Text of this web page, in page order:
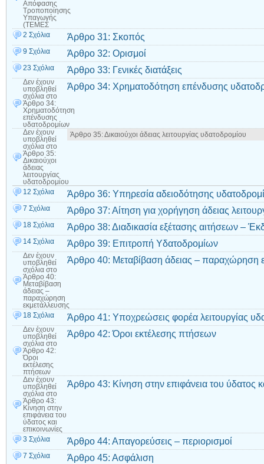
Απόφασης
Τροποποίησης
Υπαγωγής
(ΤΕΜΕΣ
2 Σχόλια
Άρθρο 31: Σκοπός
9 Σχόλια Άρθρο 32: Ορισμοί
23 Σχόλια Άρθρο 33: Γενικές διατάξεις
Δεν έχουν
υποβληθεί
σχόλια στο
Άρθρο 34:
Xρηματοδότηση
επένδυσης
υδατοδρομίων
Άρθρο 34: Xρηματοδότηση επένδυσης
Δεν έχουν
υποβληθεί
σχόλια στο
Άρθρο 35:
Δικαιούχοι
άδειας
λειτουργίας
υδατοδρομίου
Άρθρο 35: Δικαιούχοι άδειας λειτουργίας υδατοδρομίου
12 Σχόλια Άρθρο 36: Υπηρεσία αδειοδότησης
7 Σχόλια Άρθρο 37: Αίτηση για χορήγηση άδειας
18 Σχόλια Άρθρο 38: Διαδικασία εξέτασης αιτήσεων –
14 Σχόλια Άρθρο 39: Επιτροπή Υδατοδρομίων
Δεν έχουν
υποβληθεί
σχόλια στο
Άρθρο 40:
Μεταβίβαση
άδειας –
παραχώρηση
εκμετάλλευσης
Άρθρο 40: Μεταβίβαση άδειας – παραχώρηση
18 Σχόλια Άρθρο 41: Υποχρεώσεις φορέα λειτουργίας
Δεν έχουν
υποβληθεί
σχόλια στο
Άρθρο 42:
Όροι
εκτέλεσης
πτήσεων
Άρθρο 42: Όροι εκτέλεσης πτήσεων
Δεν έχουν
υποβληθεί
σχόλια στο
Άρθρο 43:
Κίνηση στην
επιφάνεια του
ύδατος και
επικοινωνίες
Άρθρο 43: Κίνηση στην επιφάνεια του ύδατος
3 Σχόλια Άρθρο 44: Απαγορεύσεις – περιορισμοί
7 Σχόλια Άρθρο 45: Ασφάλιση